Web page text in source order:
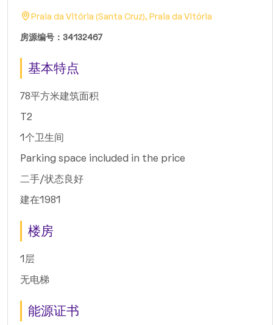
Praia da Vitória (Santa Cruz), Praia da Vitória
房源编号：34132467
基本特点
78平方米建筑面积
T2
1个卫生间
Parking space included in the price
二手/状态良好
建在1981
楼房
1层
无电梯
能源证书